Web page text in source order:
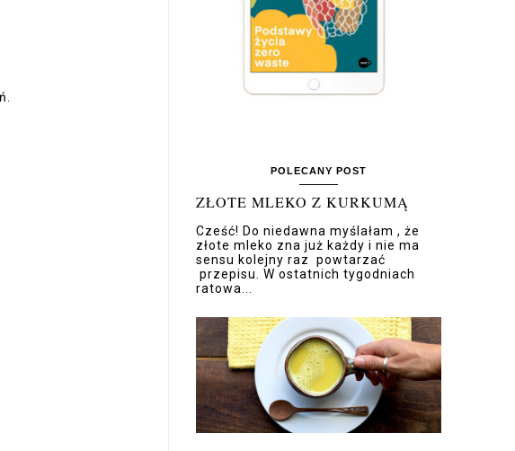
POLECANY POST
ZŁOTE MLEKO Z KURKUMĄ
Cześć! Do niedawna myślałam , że
złote mleko zna już każdy i nie ma
sensu kolejny raz powtarzać
przepisu. W ostatnich tygodniach
ratowa...